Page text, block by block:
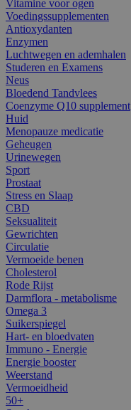
Vitamine voor ogen
Voedingssupplementen
Antioxydanten
Enzymen
Luchtwegen en ademhalen
Studeren en Examens
Neus
Bloedend Tandvlees
Coenzyme Q10 supplement
Huid
Menopauze medicatie
Geheugen
Urinewegen
Sport
Prostaat
Stress en Slaap
CBD
Seksualiteit
Gewrichten
Circulatie
Vermoeide benen
Cholesterol
Rode Rijst
Darmflora - metabolisme
Omega 3
Suikerspiegel
Hart- en bloedvaten
Immuno - Energie
Energie booster
Weerstand
Vermoeidheid
50+